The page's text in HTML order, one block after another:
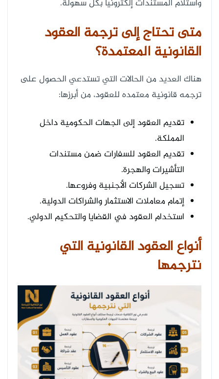
واستلام المستندات إلكترونيًا بكل سهولة.
متى تحتاج إلى ترجمة العقود
القانونية المعتمدة؟
هناك العديد من الحالات التي تستدعي الحصول على
ترجمه قانونية معتمده للعقود، من أبرزها:
تقديم العقود إلى الجهات الحكومية داخل
المملكة.
تقديم العقود للسفارات ضمن مستندات
التأشيرات والهجرة.
تسجيل الشركات الأجنبية وفروعها.
إتمام معاملات الاستثمار والشراكات الدولية.
استخدام العقود في القضايا والتحكيم الدولي.
أنواع العقود القانونية التي
نترجمها